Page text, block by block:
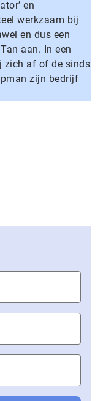
en
werkzaam bij
en dus een
aan. In een
zich af of de sinds
zijn bedrijf